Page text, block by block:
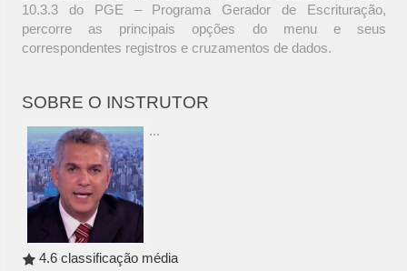
10.3.3 do PGE – Programa Gerador de Escrituração,
percorre as principais opções do menu e seus
correspondentes registros e cruzamentos de dados.
SOBRE O INSTRUTOR
...
4.6 classificação média